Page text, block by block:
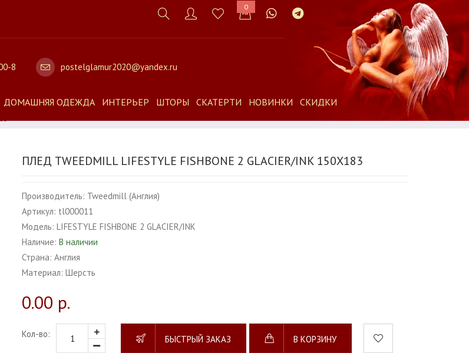
0
8 postelglamur2020@yandex.ru
ДОМАШНЯЯ ОДЕЖДА ИНТЕРЬЕР ШТОРЫ СКАТЕРТИ НОВИНКИ СКИДКИ
ПЛЕД TWEEDMILL LIFESTYLE FISHBONE 2 GLACIER/INK 150Х183
Производитель: Tweedmill (Англия)
Артикул: tl000011
Модель: LIFESTYLE FISHBONE 2 GLACIER/INK
Наличие: В наличии
Страна: Англия
Материал: Шерсть
0.00 р.
Кол-во: БЫСТРЫЙ ЗАКАЗ В КОРЗИНУ